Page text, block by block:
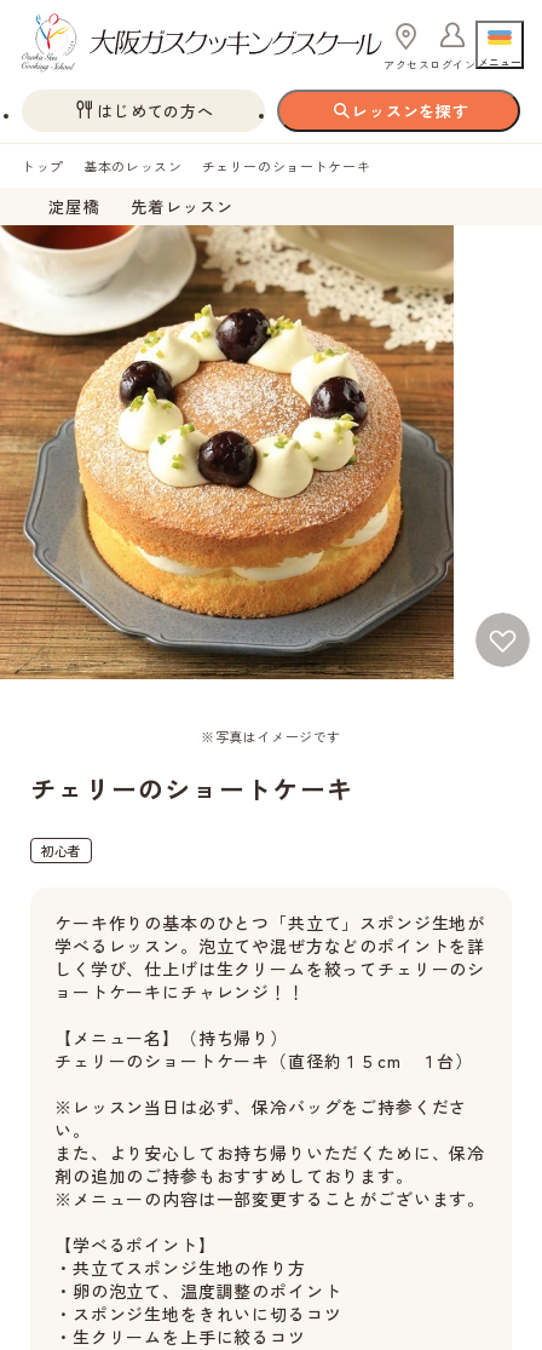
アクセス ログイン メニュー
はじめての方へ レッスンを探す
トップ 基本のレッスン チェリーのショートケーキ
淀屋橋 先着レッスン
※写真はイメージです
チェリーのショートケーキ
初心者
ケーキ作りの基本のひとつ「共立て」スポンジ生地が
学べるレッスン。泡立てや混ぜ方などのポイントを詳
しく学び、仕上げは生クリームを絞ってチェリーのシ
ョートケーキにチャレンジ！！
【メニュー名】（持ち帰り）
チェリーのショートケーキ（直径約１５cm １台）
※レッスン当日は必ず、保冷バッグをご持参くださ
い。
また、より安心してお持ち帰りいただくために、保冷
剤の追加のご持参もおすすめしております。
※メニューの内容は一部変更することがございます。
【学べるポイント】
・共立てスポンジ生地の作り方
・卵の泡立て、温度調整のポイント
・スポンジ生地をきれいに切るコツ
・生クリームを上手に絞るコツ